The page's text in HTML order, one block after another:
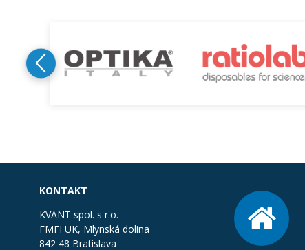
KONTAKT
KVANT spol. s r.o.
FMFI UK, Mlynská dolina
842 48 Bratislava